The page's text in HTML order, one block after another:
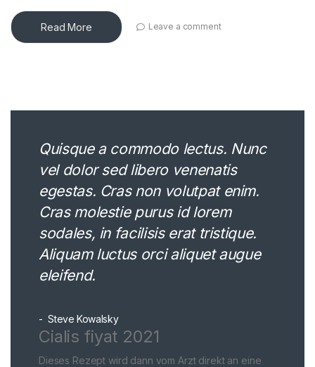
Read More Leave a comment
Quisque a commodo lectus. Nunc
vel dolor sed libero venenatis
egestas. Cras non volutpat enim.
Cras molestie purus id lorem
sodales, in facilisis erat tristique.
Aliquam luctus orci aliquet augue
eleifend.
Steve Kowalsky
Cialis fiyat 2021
Dieses Rezept wird dann vom Arzt direkt an eine